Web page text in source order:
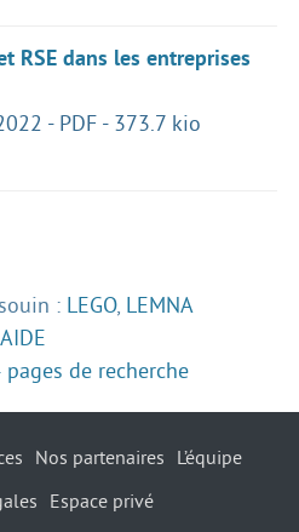
RSE dans les entreprises
- PDF - 373.7 kio
: LEGO, LEMNA
pages de recherche
Nos partenaires
L’équipe
Espace privé